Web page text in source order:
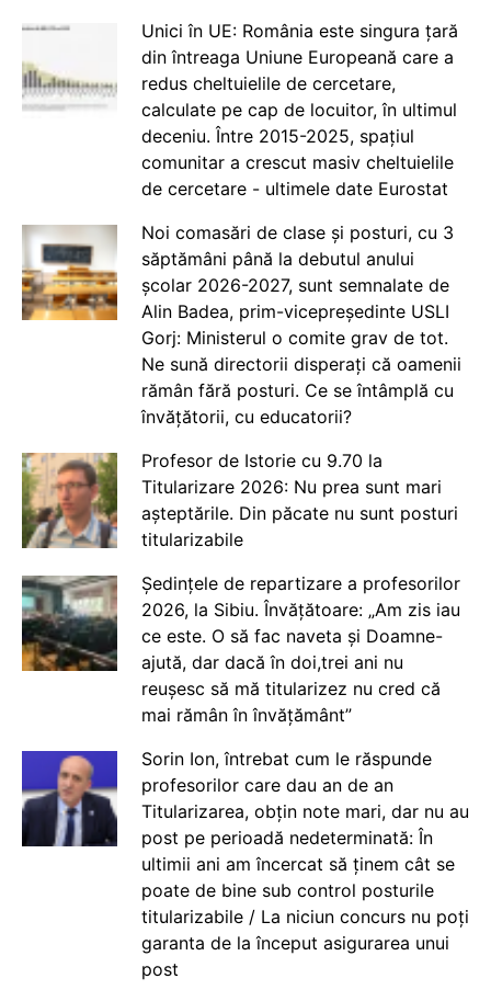
Unici în UE: România este singura țară
din întreaga Uniune Europeană care a
redus cheltuielile de cercetare,
calculate pe cap de locuitor, în ultimul
deceniu. Între 2015-2025, spațiul
comunitar a crescut masiv cheltuielile
de cercetare - ultimele date Eurostat
Noi comasări de clase și posturi, cu 3
săptămâni până la debutul anului
școlar 2026-2027, sunt semnalate de
Alin Badea, prim-vicepreședinte USLI
Gorj: Ministerul o comite grav de tot.
Ne sună directorii disperați că oamenii
rămân fără posturi. Ce se întâmplă cu
învățătorii, cu educatorii?
Profesor de Istorie cu 9.70 la
Titularizare 2026: Nu prea sunt mari
așteptările. Din păcate nu sunt posturi
titularizabile
Ședințele de repartizare a profesorilor
2026, la Sibiu. Învățătoare: „Am zis iau
ce este. O să fac naveta și Doamne-
ajută, dar dacă în doi,trei ani nu
reușesc să mă titularizez nu cred că
mai rămân în învățământ”
Sorin Ion, întrebat cum le răspunde
profesorilor care dau an de an
Titularizarea, obțin note mari, dar nu au
post pe perioadă nedeterminată: În
ultimii ani am încercat să ținem cât se
poate de bine sub control posturile
titularizabile / La niciun concurs nu poți
garanta de la început asigurarea unui
post